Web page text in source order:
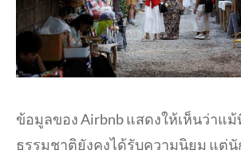
ข้อมูลของ Airbnb แสดงให้เห็นว่าแ
ธรรมชาติยังคงได้รับความนิยม แต่นั